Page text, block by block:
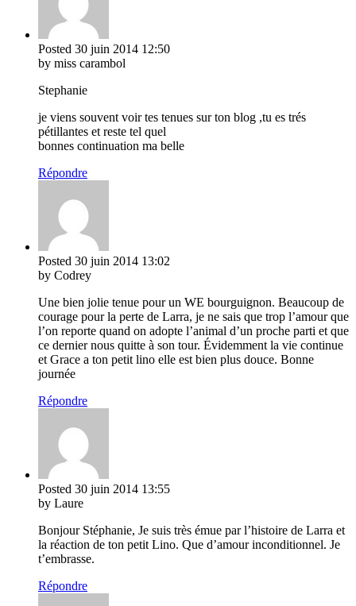
Posted 30 juin 2014 12:50
by miss carambol
Stephanie
je viens souvent voir tes tenues sur ton blog ,tu es trés
pétillantes et reste tel quel
bonnes continuation ma belle
Répondre
Posted 30 juin 2014 13:02
by Codrey
Une bien jolie tenue pour un WE bourguignon. Beaucoup de
courage pour la perte de Larra, je ne sais que trop l’amour que
l’on reporte quand on adopte l’animal d’un proche parti et que
ce dernier nous quitte à son tour. Évidemment la vie continue
et Grace a ton petit lino elle est bien plus douce. Bonne
journée
Répondre
Posted 30 juin 2014 13:55
by Laure
Bonjour Stéphanie, Je suis très émue par l’histoire de Larra et
la réaction de ton petit Lino. Que d’amour inconditionnel. Je
t’embrasse.
Répondre